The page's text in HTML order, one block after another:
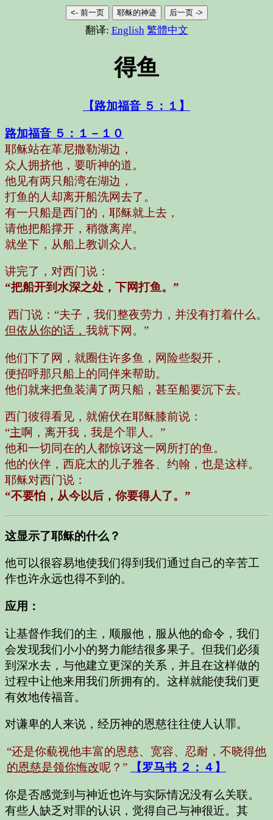
<- 前一页 耶稣的神迹 后一页 ->
翻译: English 繁體中文
得鱼
【路加福音 ５：１】
路加福音 ５：１－１０
耶稣站在革尼撒勒湖边，
众人拥挤他，要听神的道。
他见有两只船湾在湖边，
打鱼的人却离开船洗网去了。
有一只船是西门的，耶稣就上去，
请他把船撑开，稍微离岸。
就坐下，从船上教训众人。
讲完了，对西门说：
“把船开到水深之处，下网打鱼。”
西门说： “夫子，我们整夜劳力，并没有打着什么。
但依从你的话， 我就下网。”
他们下了网，就圈住许多鱼，网险些裂开，
便招呼那只船上的同伴来帮助。
他们就来把鱼装满了两只船，甚至船要沉下去。
西门彼得看见，就俯伏在耶稣膝前说：
“主啊，离开我，我是个罪人。”
他和一切同在的人都惊讶这一网所打的鱼。
他的伙伴，西庇太的儿子雅各、约翰，也是这样。
耶稣对西门说：
“不要怕，从今以后，你要得人了。”
这显示了耶稣的什么？
他可以很容易地使我们得到我们通过自己的辛苦工
作也许永远也得不到的。
应用：
让基督作我们的主，顺服他，服从他的命令，我们
会发现我们小小的努力能结很多果子。但我们必须
到深水去，与他建立更深的关系，并且在这样做的
过程中让他来用我们所拥有的。这样就能使我们更
有效地传福音。
对谦卑的人来说，经历神的恩慈往往使人认罪。
“还是你藐视他丰富的恩慈、宽容、忍耐，不晓得他
的恩慈是领你悔改呢？” 【罗马书 ２：４】
你是否感觉到与神近也许与实际情况没有么关联。
有些人缺乏对罪的认识，觉得自己与神很近。其